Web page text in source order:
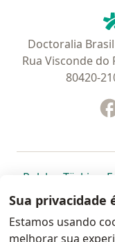
Doctoralia
Rua Visconde do
80420-
Polska abre num
Türkiye
Portugal abre
,
Sua privacidade
Estamos usando
melhorar sua